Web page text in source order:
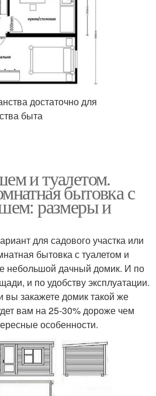
достаточно для
быта
и туалетом.
бытовка с
размеры и
для садового участка или
бытовка с туалетом и
небольшой дачный домик. И по
и по удобству эксплуатации.
вы закажете домик такой же
вам на 25-30% дороже чем
особенности.